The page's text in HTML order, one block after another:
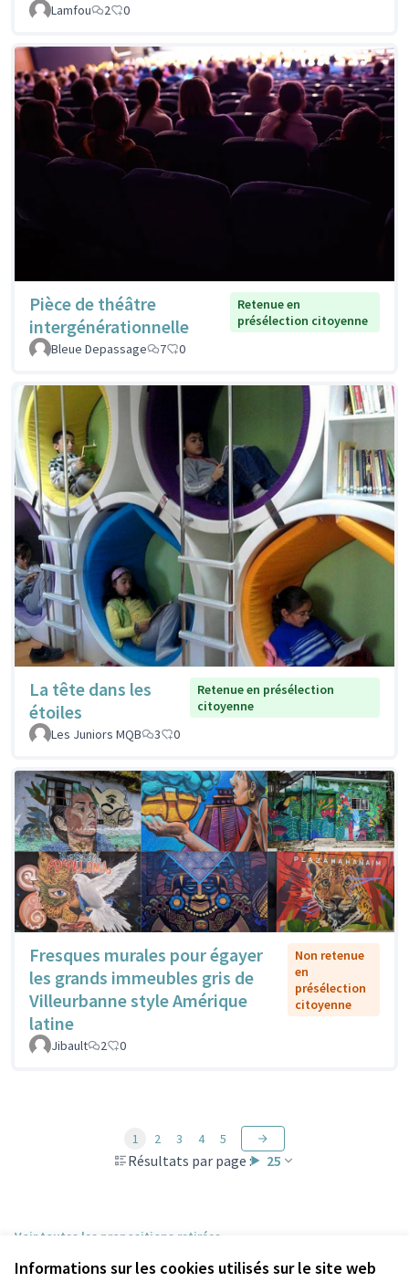
Informations sur les cookies utilisés sur le site web
Lamfou 2 0
Pièce de théâtre
intergénérationnelle
Retenue en
présélection citoyenne
Bleue Depassage
7 0
La tête dans les
étoiles
Retenue en présélection
citoyenne
Les Juniors MQB
3 0
Fresques murales pour égayer
les grands immeubles gris de
Villeurbanne style Amérique
latine
Non retenue
en
présélection
citoyenne
Jibault 2 0
Résultats par page : 25
1 2 3 4 5
Voir toutes les propositions retirées